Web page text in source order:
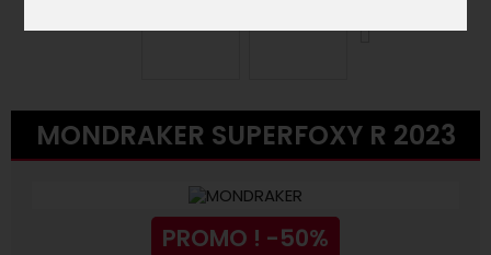
MONDRAKER SUPERFOXY R 2023
PROMO ! -50%